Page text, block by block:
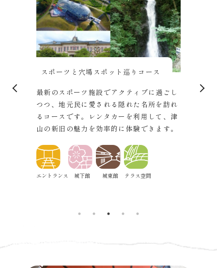
ごし
ぐるっと城下町コース
津山の城下町を深く掘り下げて体験するコ
ースです。歴史的建造物や博物館を訪れる
だけでなく、地元の食文化やアートにも触
れ、津山の多面的な魅力を堪能できます。
エントランス 城下館 城東館 城西館
かつ